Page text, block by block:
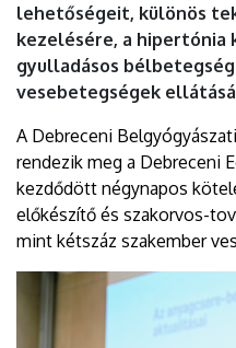
lehetőségeit, különös
kezelésére, a hipertónia
gyulladásos
vesebetegségek
A Debreceni
rendezik meg a Debreceni
kezdődött négynapos
előkészítő és szakorvos-
mint kétszáz szakember